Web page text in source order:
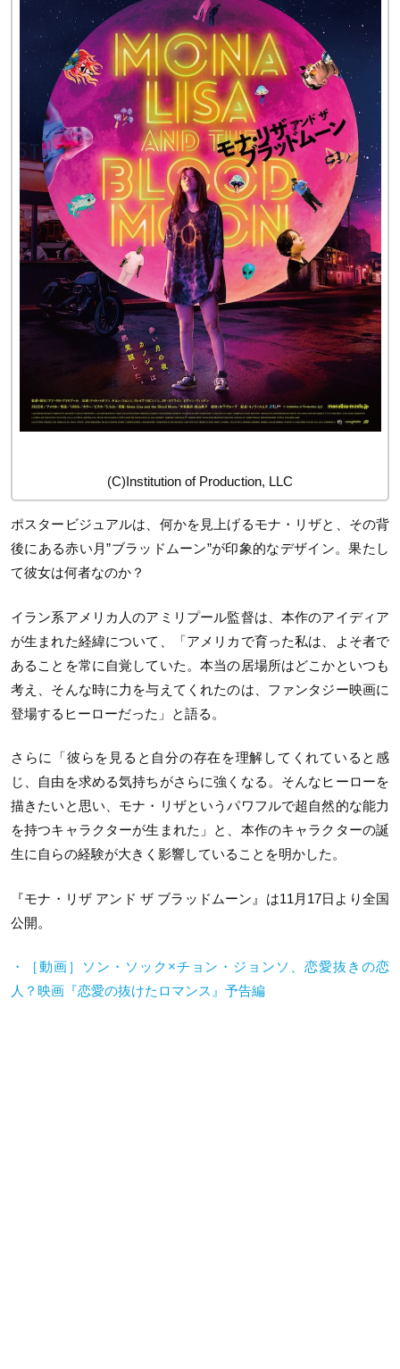
(C)Institution of Production, LLC
ポスタービジュアルは、何かを見上げるモナ・リザと、その背
後にある赤い月”ブラッドムーン”が印象的なデザイン。果たし
て彼女は何者なのか？
イラン系アメリカ人のアミリプール監督は、本作のアイディア
が生まれた経緯について、「アメリカで育った私は、よそ者で
あることを常に自覚していた。本当の居場所はどこかといつも
考え、そんな時に力を与えてくれたのは、ファンタジー映画に
登場するヒーローだった」と語る。
さらに「彼らを見ると自分の存在を理解してくれていると感
じ、自由を求める気持ちがさらに強くなる。そんなヒーローを
描きたいと思い、モナ・リザというパワフルで超自然的な能力
を持つキャラクターが生まれた」と、本作のキャラクターの誕
生に自らの経験が大きく影響していることを明かした。
『モナ・リザ アンド ザ ブラッドムーン』は11月17日より全国
公開。
・［動画］ソン・ソック×チョン・ジョンソ、恋愛抜きの恋
人？映画『恋愛の抜けたロマンス』予告編